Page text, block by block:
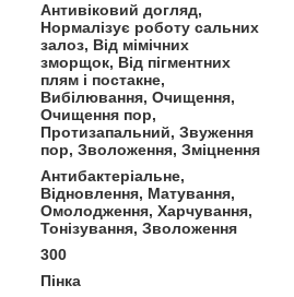
Антивіковий догляд,
Нормалізує роботу сальних
залоз, Від мімічних
зморщок, Від пігментних
плям і постакне,
Вибілювання, Очищення,
Очищення пор,
Протизапальний, Звуження
пор, Зволоження, Зміцнення
Антибактеріальне,
Відновлення, Матування,
Омолодження, Харчування,
Тонізування, Зволоження
300
Пінка